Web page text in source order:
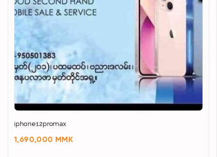
iphone12promax
1,690,000 MMK